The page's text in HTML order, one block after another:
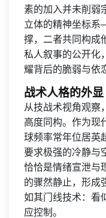
素的加入并未削弱
立体的精神坐标
撑，二者共同构成
私人叙事的公开化
耀背后的脆弱与依
战术人格的外显
从技战术视角观察
高度同构。作为现
球频率常年位居英
要求极强的冷静与
恰恰是情绪宣泄
的骤然静止，形成
如其门线技术：看
应控制。